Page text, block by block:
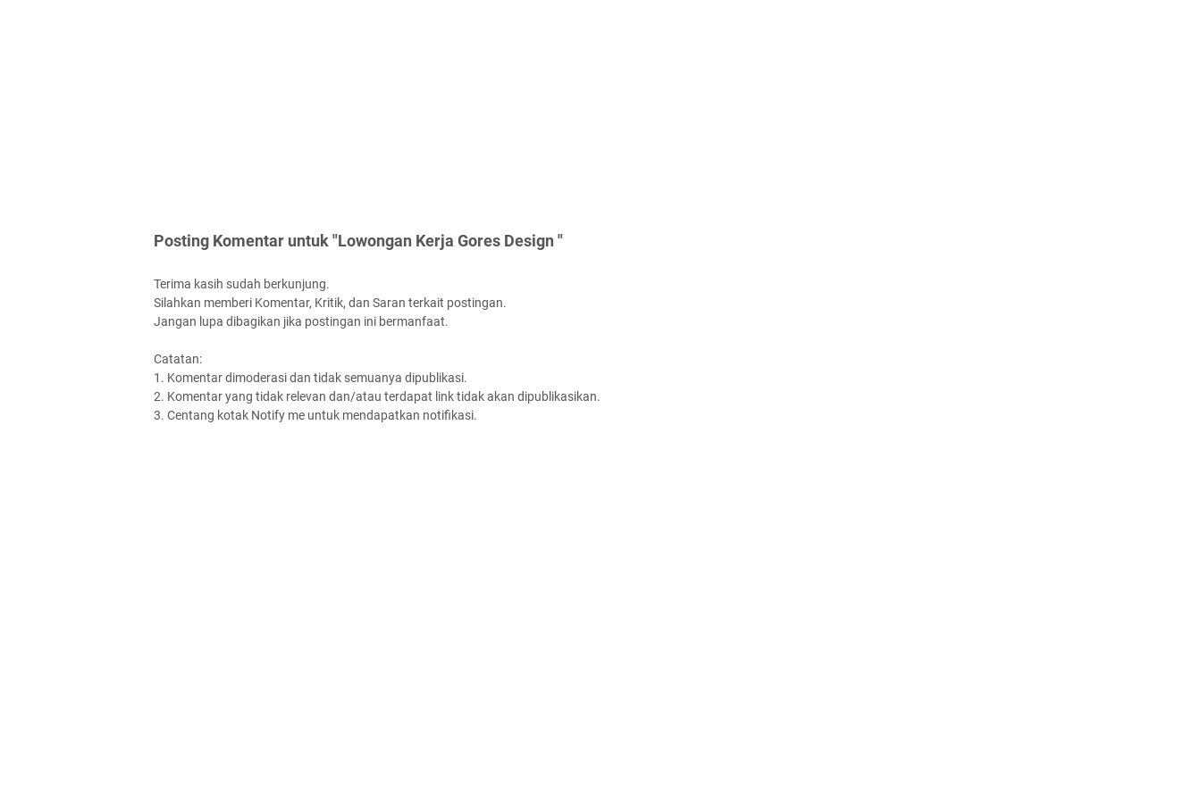
Posting Komentar untuk "Lowongan Kerja Gores Design "
Terima kasih sudah berkunjung.
Silahkan memberi Komentar, Kritik, dan Saran terkait postingan.
Jangan lupa dibagikan jika postingan ini bermanfaat.
Catatan:
1. Komentar dimoderasi dan tidak semuanya dipublikasi.
2. Komentar yang tidak relevan dan/atau terdapat link tidak akan dipublikasikan.
3. Centang kotak Notify me untuk mendapatkan notifikasi.